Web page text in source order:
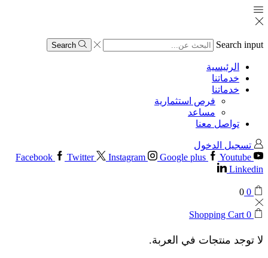
Search input
Search
الرئيسية
خدماتنا
خدماتنا
فرص استثمارية
مساعد
تواصل معنا
تسجيل الدخول
Facebook
Twitter Instagram Google plus
Youtube
Linkedin
0
0
0
Shopping Cart
لا توجد منتجات في العربة.